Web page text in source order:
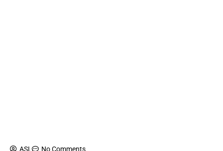
ASL No Comments